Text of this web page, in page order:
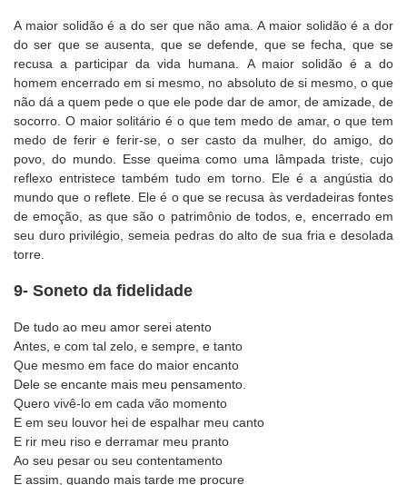
A maior solidão é a do ser que não ama. A maior solidão é a dor
do ser que se ausenta, que se defende, que se fecha, que se
recusa a participar da vida humana. A maior solidão é a do
homem encerrado em si mesmo, no absoluto de si mesmo, o que
não dá a quem pede o que ele pode dar de amor, de amizade, de
socorro. O maior solitário é o que tem medo de amar, o que tem
medo de ferir e ferir-se, o ser casto da mulher, do amigo, do
povo, do mundo. Esse queima como uma lâmpada triste, cujo
reflexo entristece também tudo em torno. Ele é a angústia do
mundo que o reflete. Ele é o que se recusa às verdadeiras fontes
de emoção, as que são o patrimônio de todos, e, encerrado em
seu duro privilégio, semeia pedras do alto de sua fria e desolada
torre.
9- Soneto da fidelidade
De tudo ao meu amor serei atento
Antes, e com tal zelo, e sempre, e tanto
Que mesmo em face do maior encanto
Dele se encante mais meu pensamento.
Quero vivê-lo em cada vão momento
E em seu louvor hei de espalhar meu canto
E rir meu riso e derramar meu pranto
Ao seu pesar ou seu contentamento
E assim, quando mais tarde me procure